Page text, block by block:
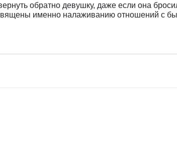
обратно девушку, даже если она
именно налаживанию отношений с